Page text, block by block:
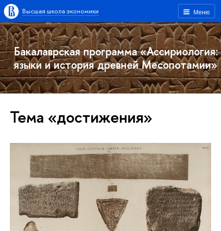
Меню
Высшая школа экономики
Бакалаврская программа «Ассириология:
языки и история древней Месопотамии»
Тема «достижения»